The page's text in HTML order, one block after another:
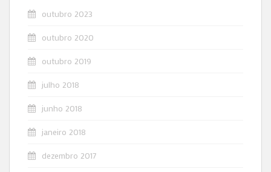
outubro 2023
outubro 2020
outubro 2019
julho 2018
junho 2018
janeiro 2018
dezembro 2017